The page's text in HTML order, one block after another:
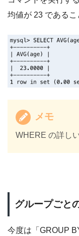
均値が 23 であるこ
メモ
WHERE の詳し
グループごと
今度は「GROUP